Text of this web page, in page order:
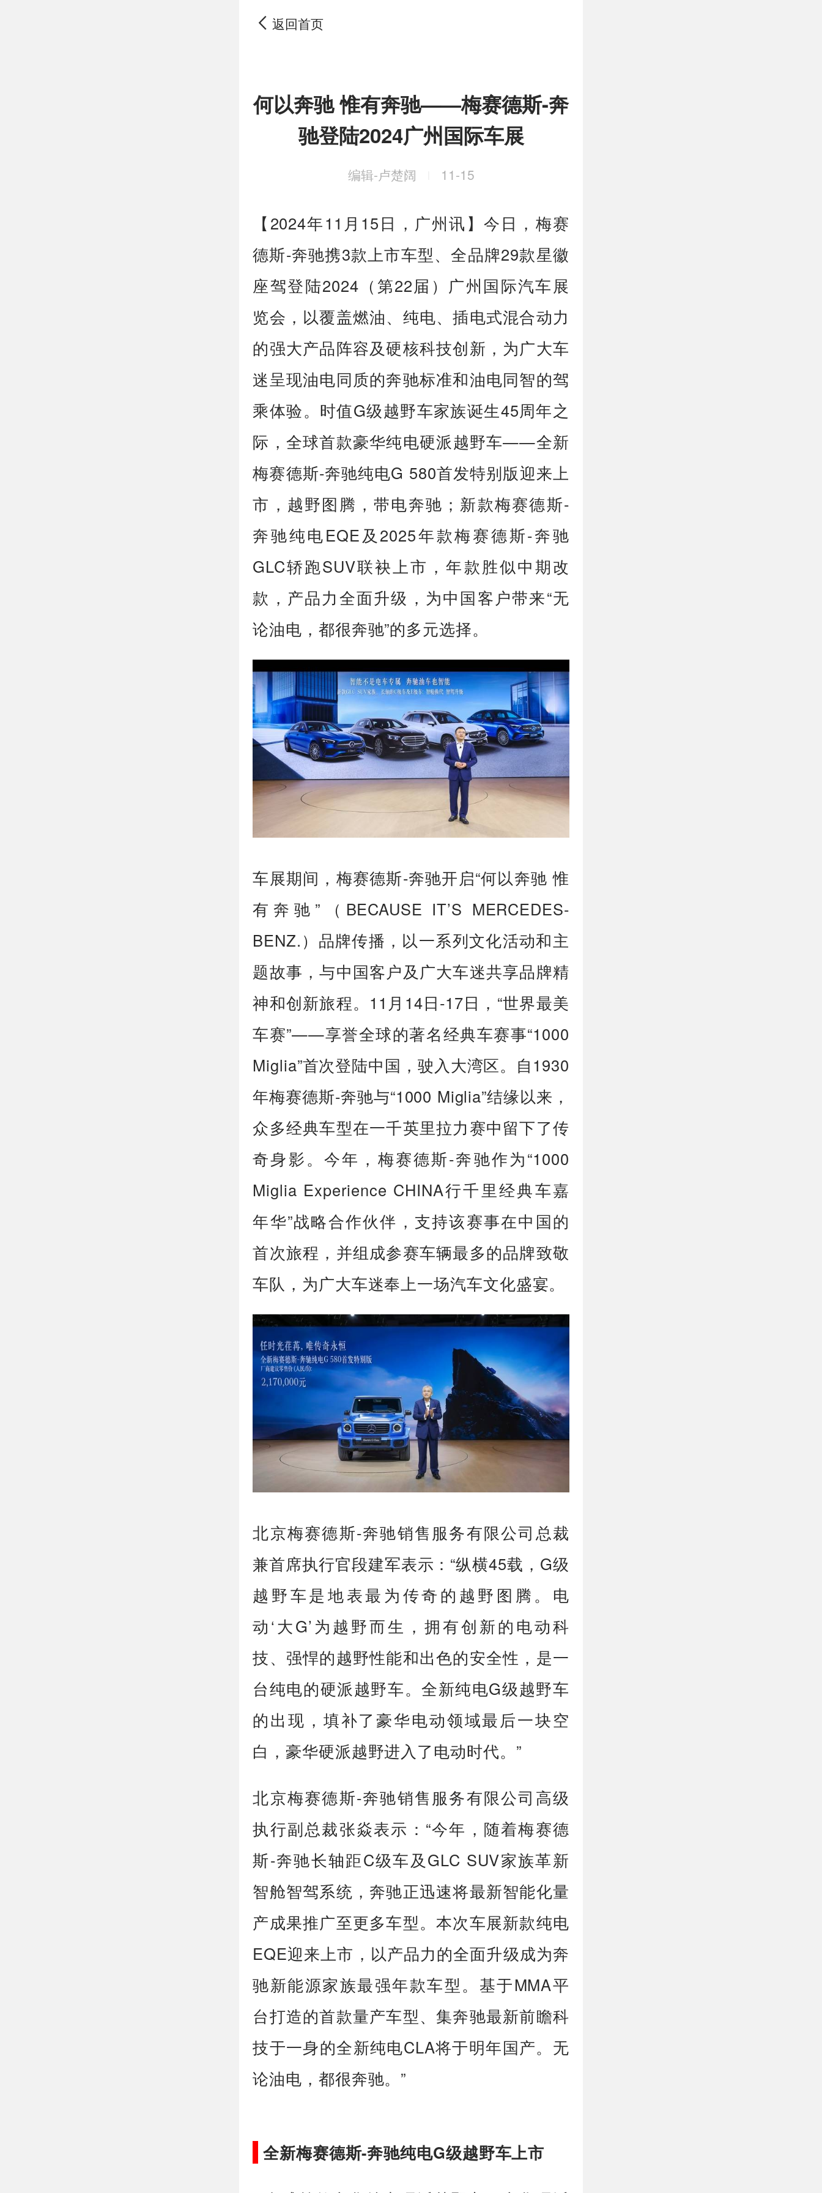
返回首页
​何以奔驰 惟有奔驰——梅赛德斯-奔
驰登陆2024广州国际车展
编辑-卢楚阔 11-15
【2024年11月15日，广州讯】今日，梅赛
德斯-奔驰携3款上市车型、全品牌29款星徽
座驾登陆2024（第22届）广州国际汽车展
览会，以覆盖燃油、纯电、插电式混合动力
的强大产品阵容及硬核科技创新，为广大车
迷呈现油电同质的奔驰标准和油电同智的驾
乘体验。时值G级越野车家族诞生45周年之
际，全球首款豪华纯电硬派越野车——全新
梅赛德斯-奔驰纯电G 580首发特别版迎来上
市，越野图腾，带电奔驰；新款梅赛德斯-
奔驰纯电EQE及2025年款梅赛德斯-奔驰
GLC轿跑SUV联袂上市，年款胜似中期改
款，产品力全面升级，为中国客户带来“无
论油电，都很奔驰”的多元选择。
车展期间，梅赛德斯-奔驰开启“何以奔驰 惟
有奔驰”（BECAUSE IT’S MERCEDES-
BENZ.）品牌传播，以一系列文化活动和主
题故事，与中国客户及广大车迷共享品牌精
神和创新旅程。11月14日-17日，“世界最美
车赛”——享誉全球的著名经典车赛事“1000
Miglia”首次登陆中国，驶入大湾区。自1930
年梅赛德斯-奔驰与“1000 Miglia”结缘以来，
众多经典车型在一千英里拉力赛中留下了传
奇身影。今年，梅赛德斯-奔驰作为“1000
Miglia Experience CHINA行千里经典车嘉
年华”战略合作伙伴，支持该赛事在中国的
首次旅程，并组成参赛车辆最多的品牌致敬
车队，为广大车迷奉上一场汽车文化盛宴。
北京梅赛德斯-奔驰销售服务有限公司总裁
兼首席执行官段建军表示：“纵横45载，G级
越野车是地表最为传奇的越野图腾。电
动‘大G’为越野而生，拥有创新的电动科
技、强悍的越野性能和出色的安全性，是一
台纯电的硬派越野车。全新纯电G级越野车
的出现，填补了豪华电动领域最后一块空
白，豪华硬派越野进入了电动时代。”
北京梅赛德斯-奔驰销售服务有限公司高级
执行副总裁张焱表示：“今年，随着梅赛德
斯-奔驰长轴距C级车及GLC SUV家族革新
智舱智驾系统，奔驰正迅速将最新智能化量
产成果推广至更多车型。本次车展新款纯电
EQE迎来上市，以产品力的全面升级成为奔
驰新能源家族最强年款车型。基于MMA平
台打造的首款量产车型、集奔驰最新前瞻科
技于一身的全新纯电CLA将于明年国产。无
论油电，都很奔驰。”
全新梅赛德斯-奔驰纯电G级越野车上市